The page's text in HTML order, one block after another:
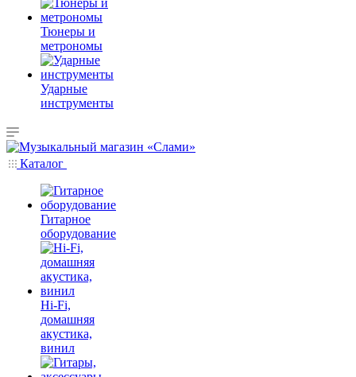
Тюнеры и
метрономы
Ударные
инструменты
Каталог
Гитарное
оборудование
Hi-Fi,
домашняя
акустика,
винил